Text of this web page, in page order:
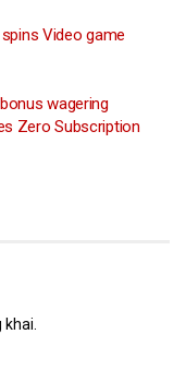
Video game
wagering
Zero Subscription